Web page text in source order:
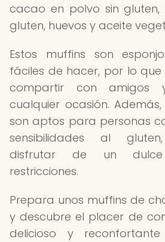
cacao en polvo sin gluten,
gluten, huevos y aceite
Estos muffins son
fáciles de hacer, por lo
compartir con amigos
cualquier ocasión.
son aptos para personas
sensibilidades al
disfrutar de un
restricciones.
Prepara unos muffins de
y descubre el placer de
delicioso y